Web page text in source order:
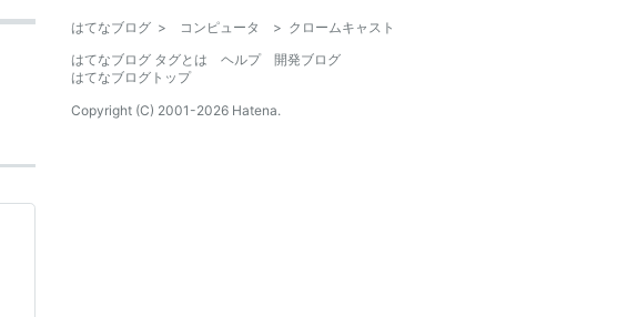
はてなブログ > コンピュータ > クロームキャスト
はてなブログ タグとは
ヘルプ
開発ブログ
はてなブログトップ
Copyright (C) 2001-2026 Hatena.